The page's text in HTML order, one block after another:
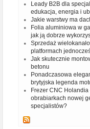
Leady B2B dla
edukacja, energia i
Jakie warstwy ma
Folia aluminiowa w
jak ją dobrze
Sprzedaż
platformach
Jak skutecznie
betonu
Ponadczasowa
brytyjska legenda
Frezer CNC
obrabiarkach nowej
specjalistów?